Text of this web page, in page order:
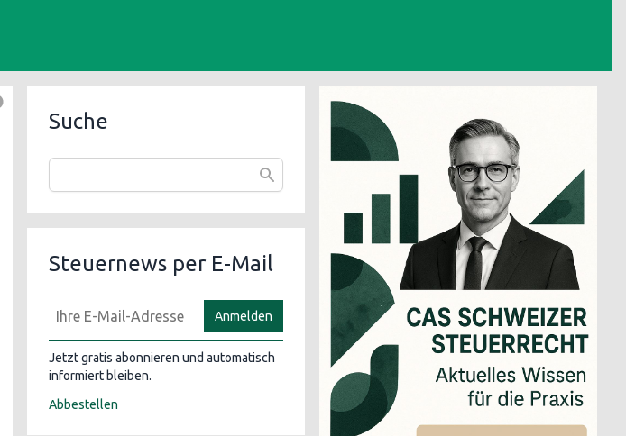
Suche
Steuernews per E-Mail
Anmelden
Jetzt gratis abonnieren und automatisch
informiert bleiben.
Abbestellen